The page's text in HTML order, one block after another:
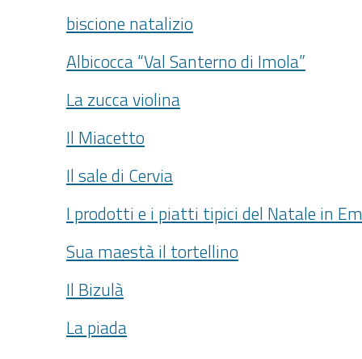
biscione natalizio
Albicocca “Val Santerno di Imola”
La zucca violina
Il Miacetto
Il sale di Cervia
I prodotti e i piatti tipici del Natale in
Sua maestà il tortellino
Il Bizulà
La piada